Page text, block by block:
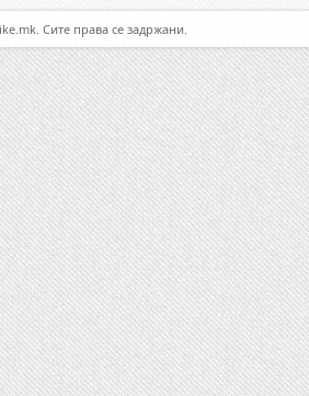
Сите права се задржани.